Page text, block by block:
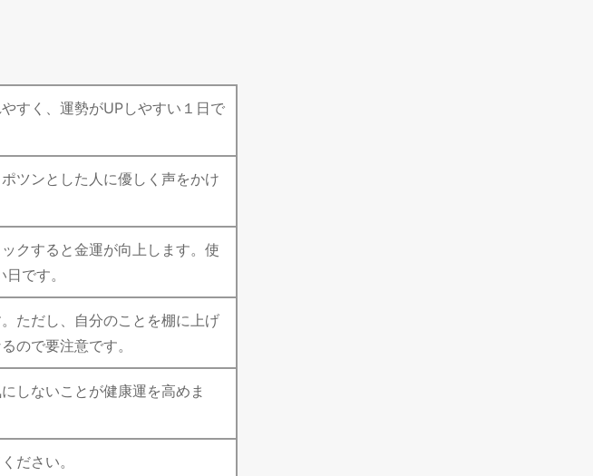
すく、運勢がUPしやすい１日で
ツンとした人に優しく声をかけ
クすると金運が向上します。使
です。
ただし、自分のことを棚に上げ
ので要注意です。
しないことが健康運を高めま
ださい。